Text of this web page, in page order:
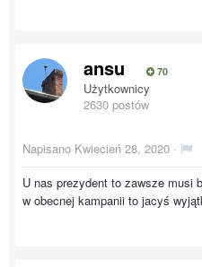
ansu 70
Użytkownicy
2630 postów
Napisano Kwiecień 28, 2020 ·
U nas prezydent to zawsze musi
w obecnej kampanii to jacyś